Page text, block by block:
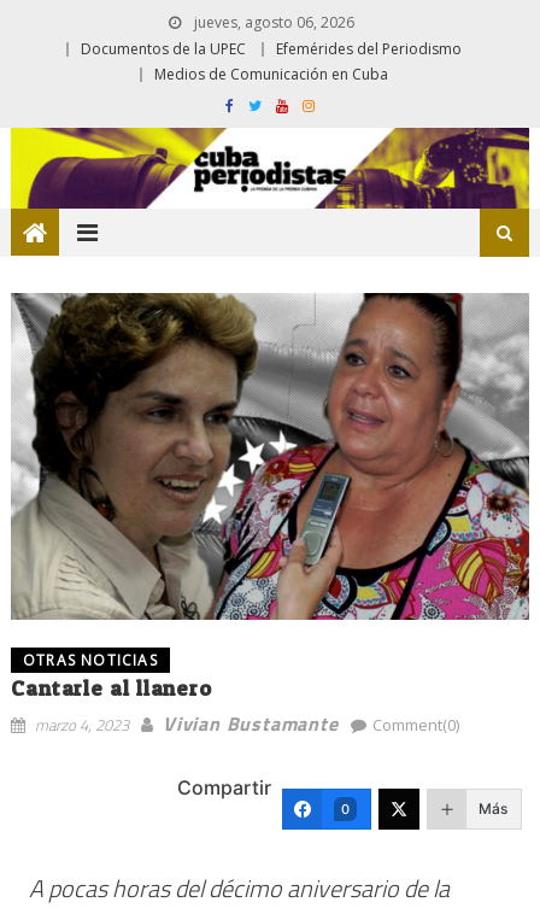
jueves, agosto 06, 2026
Documentos de la UPEC
Efemérides del Periodismo
Medios de Comunicación en Cuba
OTRAS NOTICIAS
Cantarle al llanero
marzo 4, 2023 Vivian Bustamante Comment(0)
Compartir
0 Más
A pocas horas del décimo aniversario de la